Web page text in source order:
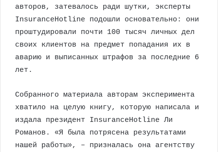
авторов, затевалось ради шутки, эксперты
InsuranceHotline подошли основательно: они
проштудировали почти 100 тысяч личных дел
своих клиентов на предмет попадания их в
аварию и выписанных штрафов за последние 6
лет.
Собранного материала авторам эксперимента
хватило на целую книгу, которую написала и
издала президент InsuranceHotline Ли
Романов. «Я была потрясена результатами
нашей работы», – призналась она агентству